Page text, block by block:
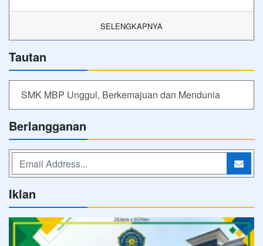
SELENGKAPNYA
Tautan
SMK MBP Unggul, Berkemajuan dan Mendunia
Berlangganan
Iklan